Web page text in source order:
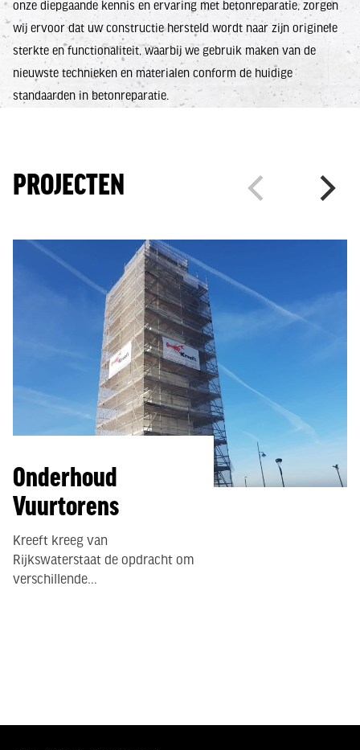
onze diepgaande kennis en ervaring met betonreparatie, zorgen
wij ervoor dat uw constructie hersteld wordt naar zijn originele
sterkte en functionaliteit, waarbij we gebruik maken van de
nieuwste technieken en materialen conform de huidige
standaarden in betonreparatie.
PROJECTEN
Onderhoud
Vuurtorens
Kreeft kreeg van
Rijkswaterstaat de opdracht om
verschillende...